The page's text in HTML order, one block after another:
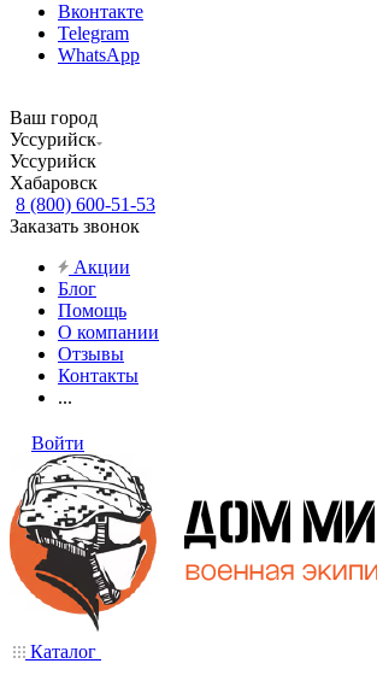
Вконтакте
Telegram
WhatsApp
Ваш город
Уссурийск
Уссурийск
Хабаровск
8 (800) 600-51-53
Заказать звонок
Акции
Блог
Помощь
О компании
Отзывы
Контакты
...
Войти
Каталог